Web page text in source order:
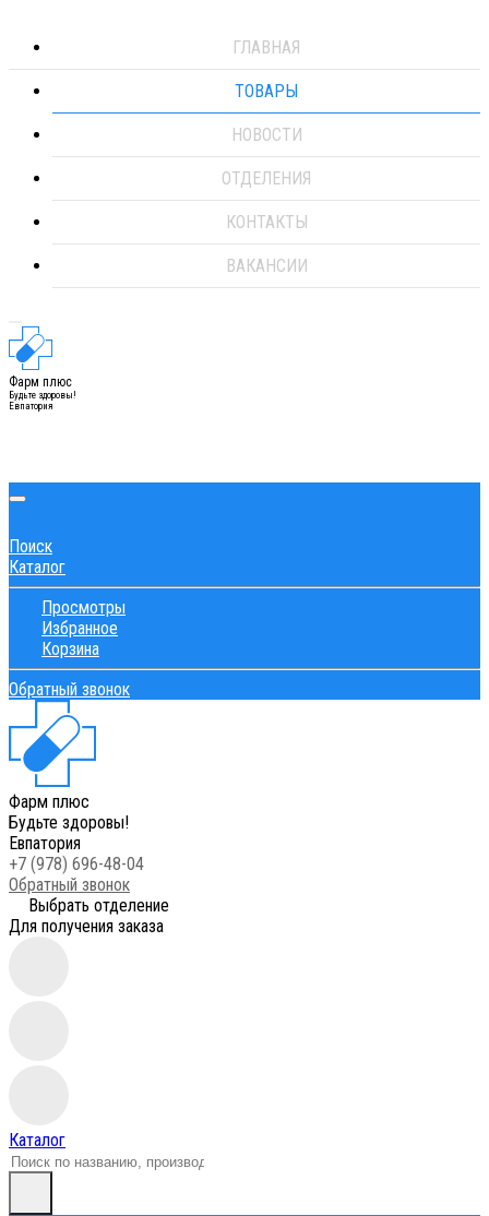
ГЛАВНАЯ
ТОВАРЫ
НОВОСТИ
ОТДЕЛЕНИЯ
КОНТАКТЫ
ВАКАНСИИ
Фарм плюс
Будьте здоровы!
Евпатория
Поиск
Каталог
Просмотры
Избранное
Корзина
Обратный звонок
Фарм плюс
Будьте здоровы!
Евпатория
+7 (978) 696-48-04
Обратный звонок
Выбрать отделение
Для получения заказа
Каталог